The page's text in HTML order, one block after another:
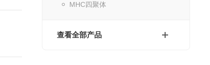
MHC四聚体
查看全部产品